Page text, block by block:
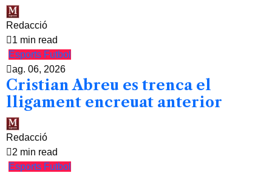
Redacció
1 min read
Esports Futbol
ag. 06, 2026
Cristian Abreu es trenca el
lligament encreuat anterior
Redacció
2 min read
Esports Futbol